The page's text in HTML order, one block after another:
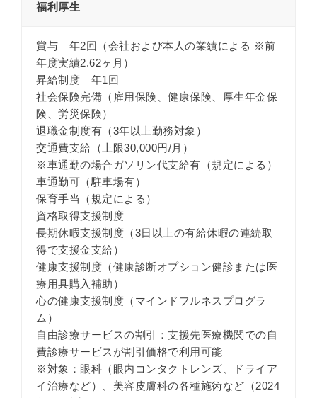
福利厚生
賞与 年2回（会社および本人の業績による ※前
年度実績2.62ヶ月）
昇給制度 年1回
社会保険完備（雇用保険、健康保険、厚生年金保
険、労災保険）
退職金制度有（3年以上勤務対象）
交通費支給（上限30,000円/月）
※車通勤の場合ガソリン代支給有（規定による）
車通勤可（駐車場有）
保育手当（規定による）
資格取得支援制度
長期休暇支援制度（3日以上の有給休暇の連続取
得で支援金支給）
健康支援制度（健康診断オプション健診または医
療用具購入補助）
心の健康支援制度（マインドフルネスプログラ
ム）
自由診療サービスの割引：支援先医療機関での自
費診療サービスが割引価格で利用可能
※対象：眼科（眼内コンタクトレンズ、ドライア
イ治療など）、美容皮膚科の各種施術など（2024